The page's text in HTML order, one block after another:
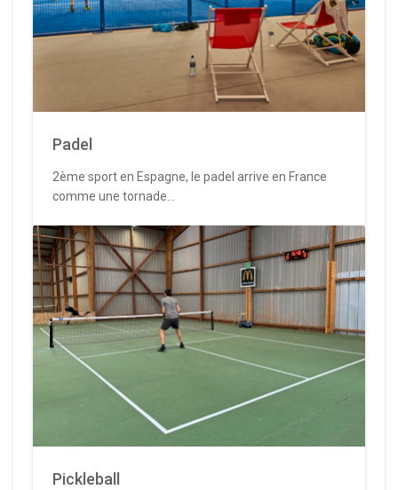
Padel
2ème sport en Espagne, le padel arrive en France
comme une tornade...
Pickleball